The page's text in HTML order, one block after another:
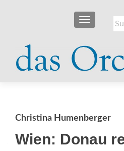
SCHALTE
Christina Humenberger
Wien: Donau